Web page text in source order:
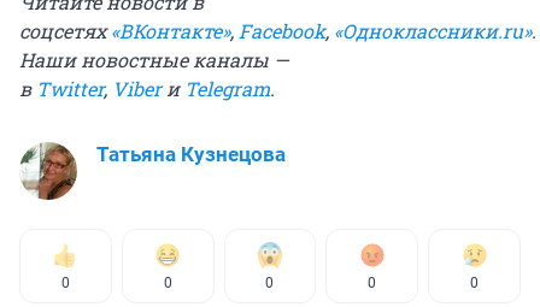
соцсетях«ВКонтакте»,Facebook, «Одноклассники.ru».
Наши новостные каналы —
в Twitter, Viberи Telegram.
Татьяна Кузнецова
0 0 0 0 0